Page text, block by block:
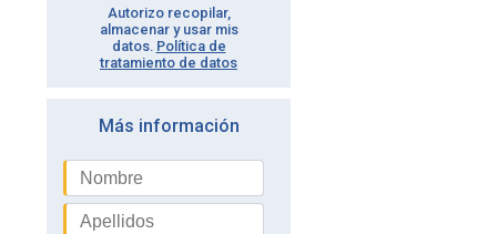
Autorizo recopilar,
almacenar y usar mis
datos. Política de
tratamiento de datos
Más información